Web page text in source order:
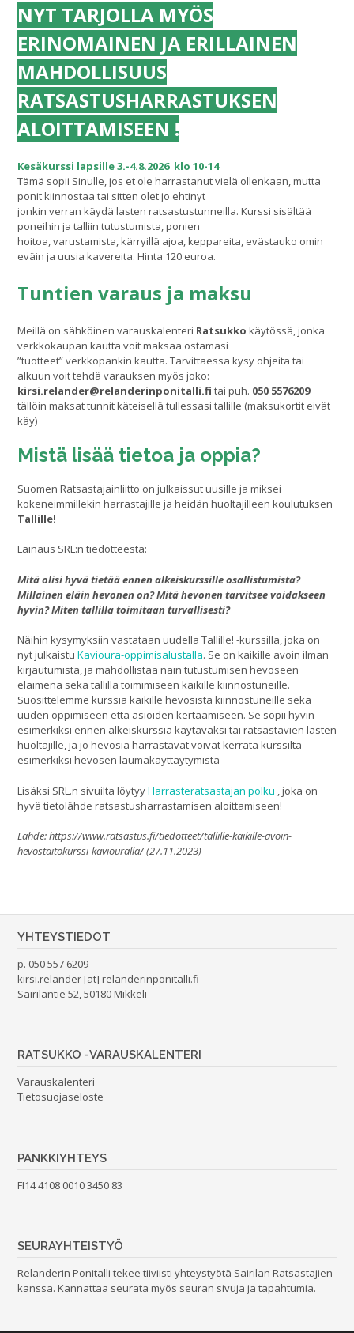
NYT TARJOLLA MYÖS
ERINOMAINEN JA ERILLAINEN
MAHDOLLISUUS
RATSASTUSHARRASTUKSEN
ALOITTAMISEEN !
Kesäkurssi lapsille 3.-4.8.2026 klo 10-14
Tämä sopii Sinulle, jos et ole harrastanut vielä ollenkaan, mutta
ponit kiinnostaa tai sitten olet jo ehtinyt
jonkin verran käydä lasten ratsastustunneilla. Kurssi sisältää
poneihin ja talliin tutustumista, ponien
hoitoa, varustamista, kärryillä ajoa, keppareita, evästauko omin
eväin ja uusia kavereita. Hinta 120 euroa.
Tuntien varaus ja maksu
Meillä on sähköinen varauskalenteri Ratsukko käytössä, jonka
verkkokaupan kautta voit maksaa ostamasi
”tuotteet” verkkopankin kautta. Tarvittaessa kysy ohjeita tai
alkuun voit tehdä varauksen myös joko:
kirsi.relander@relanderinponitalli.fi tai puh. 050 5576209
tällöin maksat tunnit käteisellä tullessasi tallille (maksukortit eivät
käy)
Mistä lisää tietoa ja oppia?
Suomen Ratsastajainliitto on julkaissut uusille ja miksei
kokeneimmillekin harrastajille ja heidän huoltajilleen koulutuksen
Tallille!
Lainaus SRL:n tiedotteesta:
Mitä olisi hyvä tietää ennen alkeiskurssille osallistumista?
Millainen eläin hevonen on? Mitä hevonen tarvitsee voidakseen
hyvin? Miten tallilla toimitaan turvallisesti?
Näihin kysymyksiin vastataan uudella Tallille! -kurssilla, joka on
nyt julkaistu Kavioura-oppimisalustalla. Se on kaikille avoin ilman
kirjautumista, ja mahdollistaa näin tutustumisen hevoseen
eläimenä sekä tallilla toimimiseen kaikille kiinnostuneille.
Suosittelemme kurssia kaikille hevosista kiinnostuneille sekä
uuden oppimiseen että asioiden kertaamiseen. Se sopii hyvin
esimerkiksi ennen alkeiskurssia käytäväksi tai ratsastavien lasten
huoltajille, ja jo hevosia harrastavat voivat kerrata kurssilta
esimerkiksi hevosen laumakäyttäytymistä
Lisäksi SRL.n sivuilta löytyyHarrasteratsastajan polku , joka on
hyvä tietolähde ratsastusharrastamisen aloittamiseen!
Lähde: https://www.ratsastus.fi/tiedotteet/tallille-kaikille-avoin-
hevostaitokurssi-kaviouralla/ (27.11.2023)
YHTEYSTIEDOT
p. 050 557 6209
kirsi.relander [at] relanderinponitalli.fi
Sairilantie 52, 50180 Mikkeli
RATSUKKO -VARAUSKALENTERI
Varauskalenteri
Tietosuojaseloste
PANKKIYHTEYS
FI14 4108 0010 3450 83
SEURAYHTEISTYÖ
Relanderin Ponitalli tekee tiiviisti yhteystyötä Sairilan Ratsastajien
kanssa. Kannattaa seurata myös seuran sivuja ja tapahtumia.